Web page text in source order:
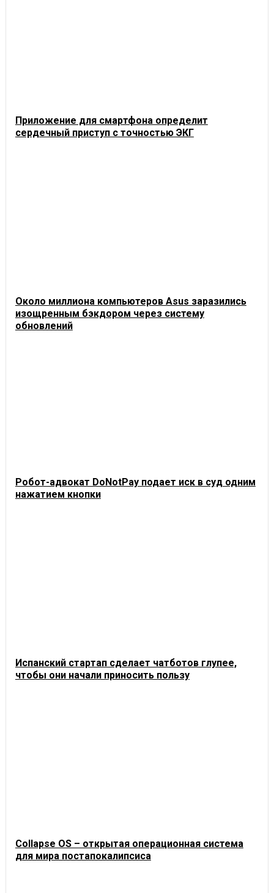
Приложение для смартфона определит
сердечный приступ с точностью ЭКГ
Около миллиона компьютеров Asus заразились
изощренным бэкдором через систему
обновлений
Робот-адвокат DoNotPay подает иск в суд одним
нажатием кнопки
Испанский стартап сделает чатботов глупее,
чтобы они начали приносить пользу
Collapse OS – открытая операционная система
для мира постапокалипсиса